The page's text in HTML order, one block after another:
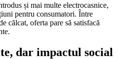
și mai multe electrocasnice,
pentru consumatori. Între
călcat, oferta pare să satisfacă
dar impactul social